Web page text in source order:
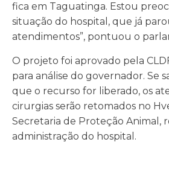
fica em Taguatinga. Estou
situação do hospital, que já
atendimentos”, pontuou o
O projeto foi aprovado pela
para análise do governador. Se
que o recurso for liberado, os
cirurgias serão retomados no
Secretaria de Proteção Animal,
administração do hospital.